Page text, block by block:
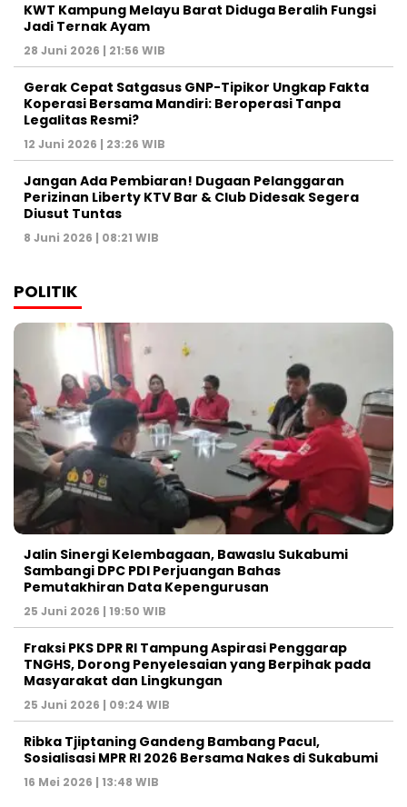
KWT Kampung Melayu Barat Diduga Beralih Fungsi
Jadi Ternak Ayam
28 Juni 2026 | 21:56 WIB
Gerak Cepat Satgasus GNP-Tipikor Ungkap Fakta
Koperasi Bersama Mandiri: Beroperasi Tanpa
Legalitas Resmi?
12 Juni 2026 | 23:26 WIB
Jangan Ada Pembiaran! Dugaan Pelanggaran
Perizinan Liberty KTV Bar & Club Didesak Segera
Diusut Tuntas
8 Juni 2026 | 08:21 WIB
POLITIK
Jalin Sinergi Kelembagaan, Bawaslu Sukabumi
Sambangi DPC PDI Perjuangan Bahas
Pemutakhiran Data Kepengurusan
25 Juni 2026 | 19:50 WIB
‎Fraksi PKS DPR RI Tampung Aspirasi Penggarap
TNGHS, Dorong Penyelesaian yang Berpihak pada
Masyarakat dan Lingkungan‎
25 Juni 2026 | 09:24 WIB
Ribka Tjiptaning Gandeng Bambang Pacul,
Sosialisasi MPR RI 2026 Bersama Nakes di Sukabumi
16 Mei 2026 | 13:48 WIB